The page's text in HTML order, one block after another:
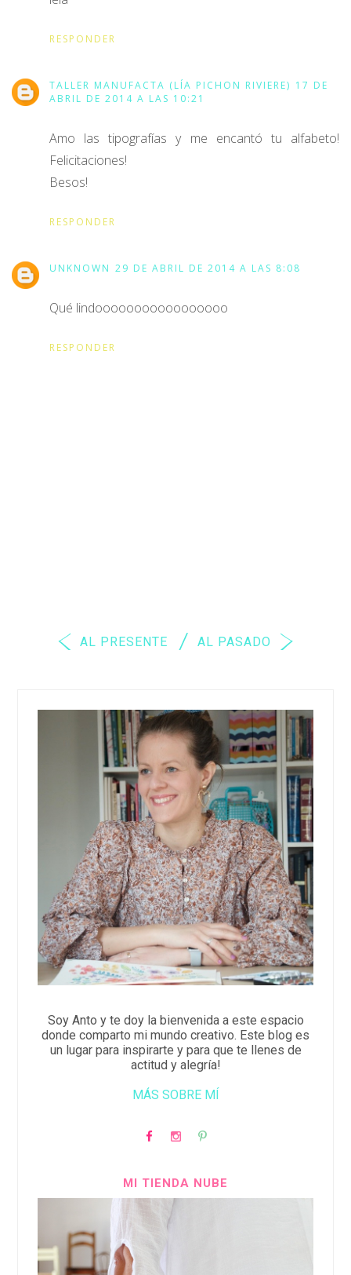
RESPONDER
TALLER MANUFACTA (LÍA PICHON RIVIERE) 17 DE
ABRIL DE 2014 A LAS 10:21
Amo las tipografías y me encantó tu alfabeto!
Felicitaciones!
Besos!
RESPONDER
UNKNOWN 29 DE ABRIL DE 2014 A LAS 8:08
Qué lindooooooooooooooooo
RESPONDER
AL PRESENTE AL PASADO
Soy Anto y te doy la bienvenida a este espacio
donde comparto mi mundo creativo. Este blog es
un lugar para inspirarte y para que te llenes de
actitud y alegría!
MÁS SOBRE MÍ
MI TIENDA NUBE